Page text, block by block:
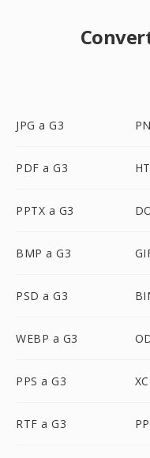
JPG a G3
PDF a G3
PPTX a G3
BMP a G3
PSD a G3
WEBP a G3
PPS a G3
RTF a G3